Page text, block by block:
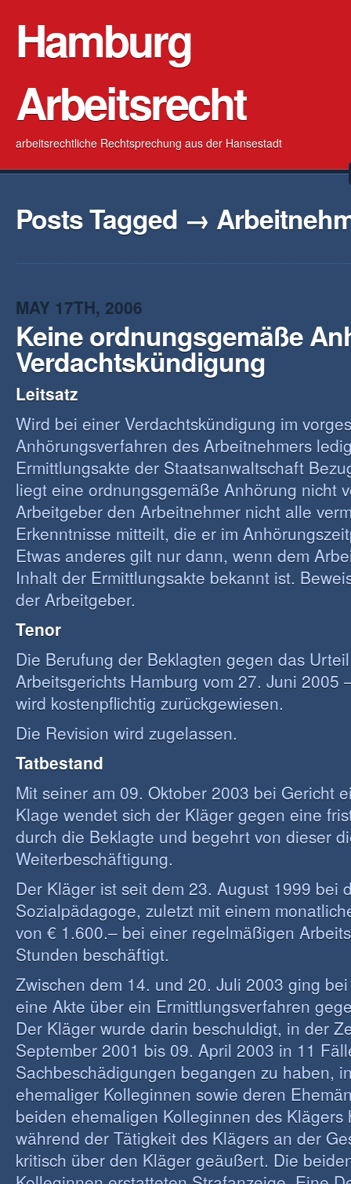
Hamburg
Arbeitsrecht
arbeitsrechtliche Rechtsprechung aus der Hansestadt
Posts Tagged →
MAY 17TH, 2006
Keine ordnungsgemäße
Verdachtskündigung
Leitsatz
Wird bei einer Verdachtskündigung im
Anhörungsverfahren des Arbeitnehmers
Ermittlungsakte der Staatsanwaltschaft
liegt eine ordnungsgemäße Anhörung nicht
Arbeitgeber den Arbeitnehmer nicht alle
Erkenntnisse mitteilt, die er im
Etwas anderes gilt nur dann, wenn dem
Inhalt der Ermittlungsakte bekannt ist.
der Arbeitgeber.
Tenor
Die Berufung der Beklagten gegen das
Arbeitsgerichts Hamburg vom 27. Juni 2005
wird kostenpflichtig zurückgewiesen.
Die Revision wird zugelassen.
Tatbestand
Mit seiner am 09. Oktober 2003 bei Gericht
Klage wendet sich der Kläger gegen eine
durch die Beklagte und begehrt von dieser
Weiterbeschäftigung.
Der Kläger ist seit dem 23. August 1999 bei
Sozialpädagoge, zuletzt mit einem
von € 1.600.– bei einer regelmäßigen
Stunden beschäftigt.
Zwischen dem 14. und 20. Juli 2003 ging
eine Akte über ein Ermittlungsverfahren
Der Kläger wurde darin beschuldigt, in der
September 2001 bis 09. April 2003 in 11
Sachbeschädigungen begangen zu haben,
ehemaliger Kolleginnen sowie deren
beiden ehemaligen Kolleginnen des Klägers
während der Tätigkeit des Klägers an der
kritisch über den Kläger geäußert. Die